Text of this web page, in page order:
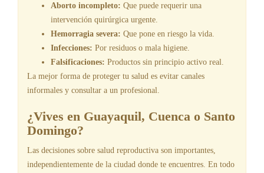
Aborto incompleto: Que puede requerir una
intervención quirúrgica urgente.
Hemorragia severa: Que pone en riesgo la vida.
Infecciones: Por residuos o mala higiene.
Falsificaciones: Productos sin principio activo real.
La mejor forma de proteger tu salud es evitar canales
informales y consultar a un profesional.
¿Vives en Guayaquil, Cuenca o Santo
Domingo?
Las decisiones sobre salud reproductiva son importantes,
independientemente de la ciudad donde te encuentres. En todo